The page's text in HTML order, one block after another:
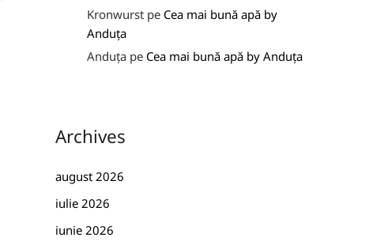
Kronwurstpe Cea mai bună apă by
Anduța
Anduțape Cea mai bună apă by Anduța
Archives
august 2026
iulie 2026
iunie 2026